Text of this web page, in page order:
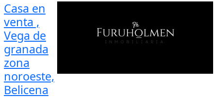
Casa en
venta ,
Vega de
granada
zona
noroeste,
Belicena